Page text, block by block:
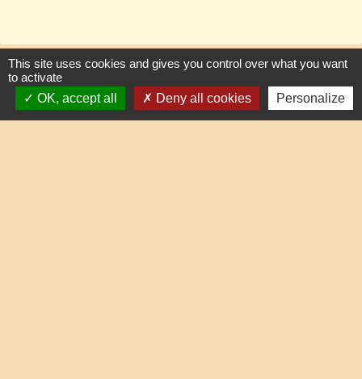
Contacts
Commune de Lafraye
This site uses cookies and gives you control over what you want
to activate
OK, accept all
Deny all cookies Personalize